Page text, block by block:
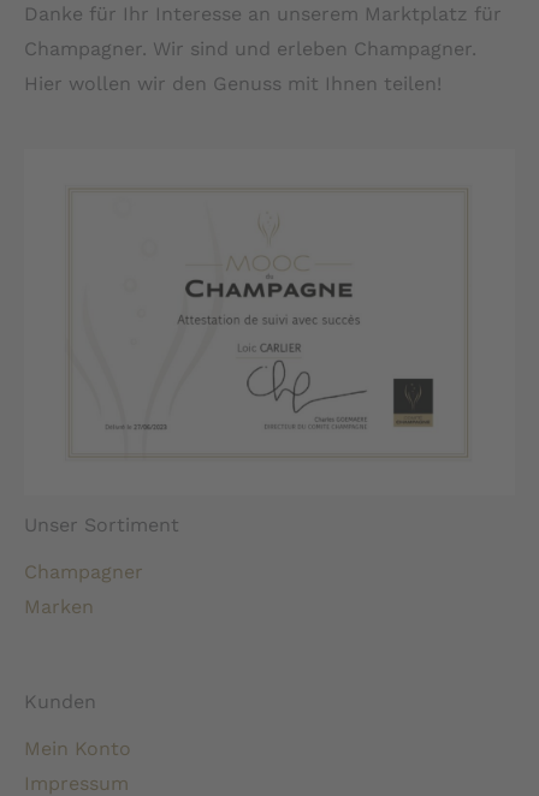
Danke für Ihr Interesse an unserem Marktplatz für
Champagner. Wir sind und erleben Champagner.
Hier wollen wir den Genuss mit Ihnen teilen!
Unser Sortiment
Champagner
Marken
Kunden
Mein Konto
Impressum